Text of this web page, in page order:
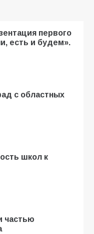
первого
есть и будем».
с областных
школ к
частью